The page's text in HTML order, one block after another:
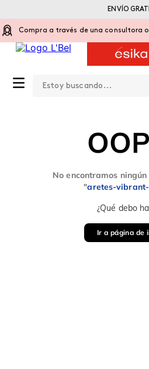
Compra a través de una consultora
ENVÍO
No encontramos
"aretes-
¿Qué debo
Ir a página de